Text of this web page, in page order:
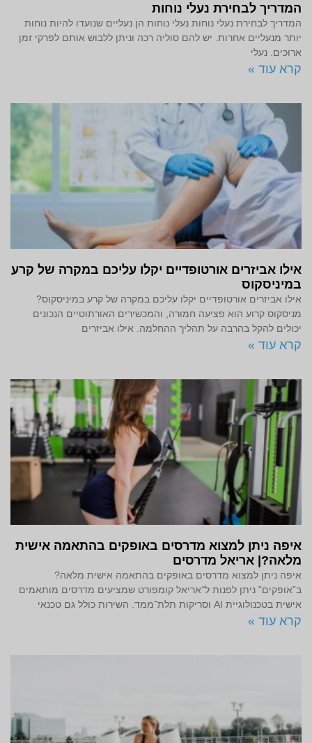
המדריך לבחירת נעלי נוחות
המדריך לבחירת נעלי נוחות נעלי נוחות הן נעליים שנועדו להיות נוחות
יותר מנעליים אחרות. יש להם סוליה רכה וניתן ללבוש אותם לפרקי זמן
ארוכים. נעלי
קרא עוד »
אילו אביזרים אורטופדיים יקלו עליכם במקרה של קרע
במיניסקוס
אילו אביזרים אורטופדיים יקלו עליכם במקרה של קרע במיניסקוס?
מניסקוס קרוע הוא פציעה חמורה, והמכשירים האורתוטיים הנכונים
יכולים להקל בהרבה על תהליך ההחלמה. אילו אביזרים
קרא עוד »
איפה ניתן למצוא מדרסים באופקים בהתאמה אישית
מלאה?| אריאל מדרסים
איפה ניתן למצוא מדרסים באופקים בהתאמה אישית מלאה?
ב”אופקים” ניתן לפנות ל־אריאל קומפורט שמציעים מדרסים מותאמים
אישית בטכנולוגיית AI וסריקות תלת־ממד. השירות כולל גם טכנאי
קרא עוד »